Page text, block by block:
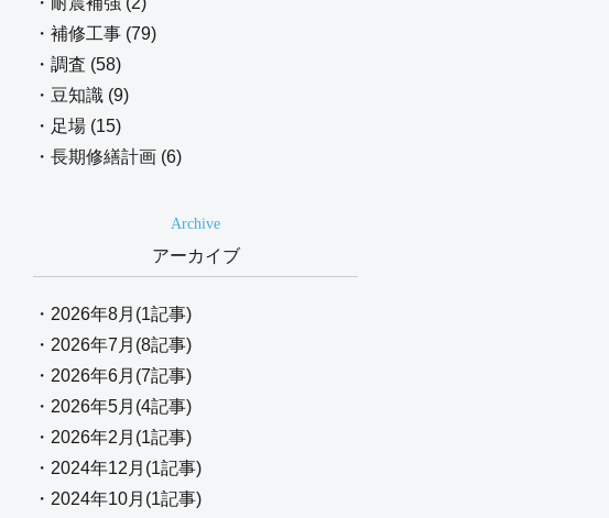
・補修工事 (79)
・調査 (58)
・豆知識 (9)
・足場 (15)
・長期修繕計画 (6)
Archive
アーカイブ
・2026年8月(1記事)
・2026年7月(8記事)
・2026年6月(7記事)
・2026年5月(4記事)
・2026年2月(1記事)
・2024年12月(1記事)
・2024年10月(1記事)